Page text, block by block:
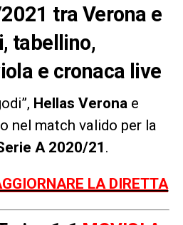
tra Verona e
tabellino,
e cronaca live
Hellas Verona e
nel match valido per la
A 2020/21 .
LA DIRETTA